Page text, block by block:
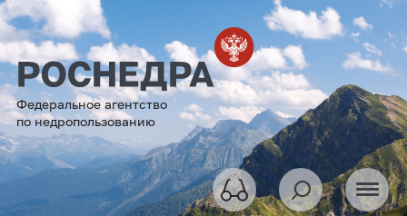
Федеральное агентство
по недропользованию